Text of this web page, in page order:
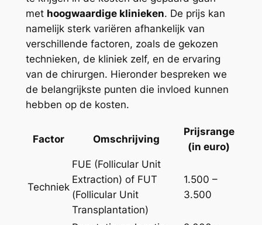
met hoogwaardige klinieken. De prijs kan
namelijk sterk variëren afhankelijk van
verschillende factoren, zoals de gekozen
technieken, de kliniek zelf, en de ervaring
van de chirurgen. Hieronder bespreken we
de belangrijkste punten die invloed kunnen
hebben op de kosten.
Factor Omschrijving
Prijsrange
(in euro)
Techniek
FUE (Follicular Unit
Extraction) of FUT
(Follicular Unit
Transplantation)
1.500 –
3.500